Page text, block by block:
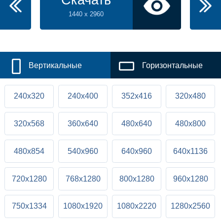
1440 x 2960
Вертикальные Горизонтальные
240x320 240x400 352x416 320x480
320x568 360x640 480x640 480x800
480x854 540x960 640x960 640x1136
720x1280 768x1280 800x1280 960x1280
750x1334 1080x1920 1080x2220 1280x2560